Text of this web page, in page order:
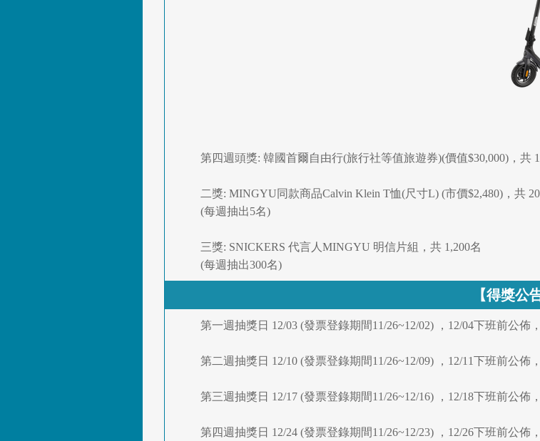
第四週頭獎: 韓國首爾自由行(旅行社等值旅遊券)(價值$30,000)，共
二獎: MINGYU同款商品Calvin Klein T恤(尺寸L) (市價$2,480)，共
(每週抽出5名)
三獎: SNICKERS 代言人MINGYU 明信片組，共 1,200名
(每週抽出300名)
【得獎公
第一週抽獎日 12/03 (發票登錄期間11/26~12/02) ，12/04下班前公
第二週抽獎日 12/10 (發票登錄期間11/26~12/09) ，12/11下班前公
第三週抽獎日 12/17 (發票登錄期間11/26~12/16) ，12/18下班前公
第四週抽獎日 12/24 (發票登錄期間11/26~12/23) ，12/26下班前公